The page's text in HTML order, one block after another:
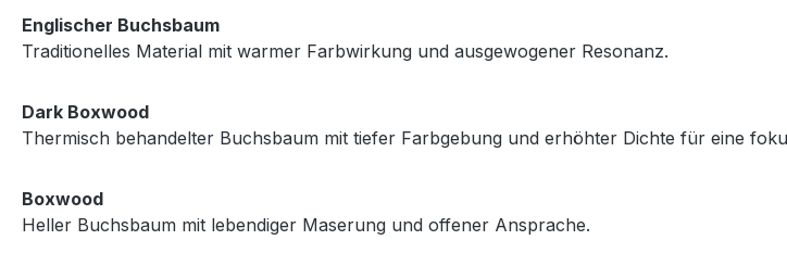
Englischer Buchsbaum
Traditionelles Material mit warmer Farbwirkung und ausgewogener Resonanz.
Dark Boxwood
Thermisch behandelter Buchsbaum mit tiefer Farbgebung und erhöhter Dichte für eine
Boxwood
Heller Buchsbaum mit lebendiger Maserung und offener Ansprache.